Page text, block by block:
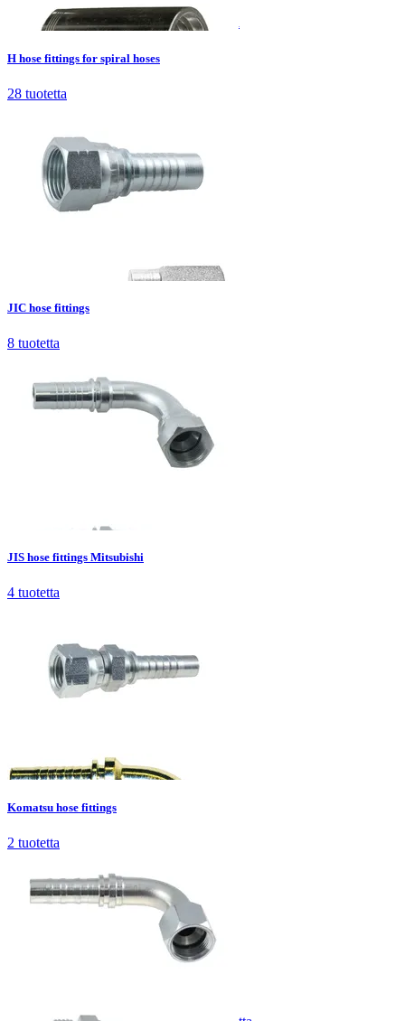
H hose fittings for spiral hoses28 tuotetta
H hose fittings for spiral hoses
28 tuotetta
tuotetta
JIC hose fittings
8 tuotetta
JIS hose fittings Mitsubishi
4 tuotetta
Komatsu hose fittings2 tuotetta
Komatsu hose fittings
2 tuotetta